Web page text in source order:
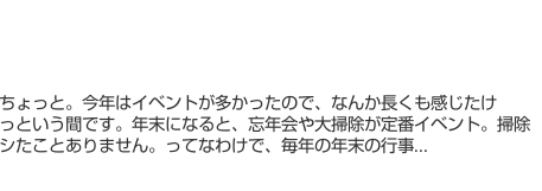
ょっと。今年はイベントが多かったので、なんか長くも感じたけ
という間です。年末になると、忘年会や大掃除が定番イベント。掃除
たことありません。ってなわけで、毎年の年末の行事...